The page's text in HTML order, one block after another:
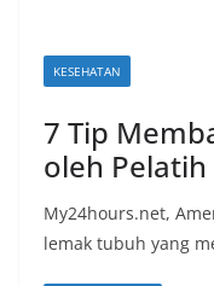
KESEHATAN
7 Tip
oleh
My24hours.net,
lemak tubuh yang